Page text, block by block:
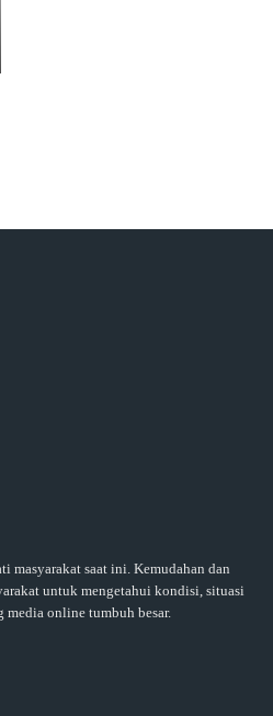
masyarakat saat ini. Kemudahan dan
untuk mengetahui kondisi, situasi
online tumbuh besar.